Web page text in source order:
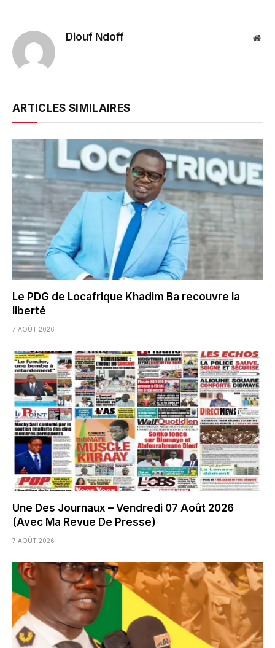
Diouf Ndoff
ARTICLES SIMILAIRES
Le PDG de Locafrique Khadim Ba recouvre la
liberté
7 AOÛT 2026
Une Des Journaux – Vendredi 07 Août 2026
(Avec Ma Revue De Presse)
7 AOÛT 2026